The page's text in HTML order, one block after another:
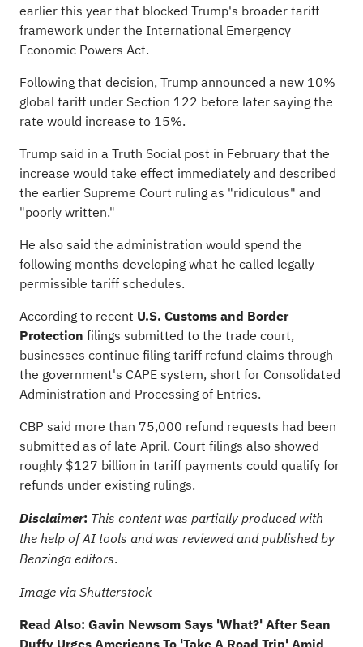
earlier this year that blocked Trump's broader tariff
frameworkunder the International Emergency
Economic Powers Act.
Following that decision, Trump announced a new 10%
global tariff under Section 122 before later saying the
rate would increase to 15%.
Trump said in a Truth Social post in February that the
increase would take effect immediately and described
the earlier Supreme Court ruling as "ridiculous" and
"poorly written."
He also said the administration would spend the
following months developing what he called legally
permissible tariff schedules.
According to recent U.S. Customs and Border
Protection filings submitted to the trade court,
businesses continue filing tariff refund claims through
the government's CAPE system, short for Consolidated
Administration and Processing of Entries.
CBP said more than 75,000 refund requests had been
submitted as of late April. Court filings also showed
roughly $127 billion in tariff payments could qualify for
refunds under existing rulings.
Disclaimer: This content was partially produced with
the help of AI tools and was reviewed and published by
Benzinga editors.
Image via Shutterstock
Read Also: Gavin Newsom Says 'What?' After Sean